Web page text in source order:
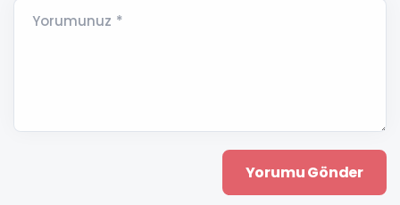
Yorumunuz *